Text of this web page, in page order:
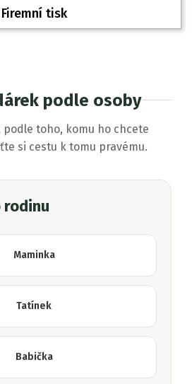
Firemní tisk
podle osoby
toho, komu ho chcete
si cestu k tomu pravému.
rodinu
Maminka
Tatínek
Babička